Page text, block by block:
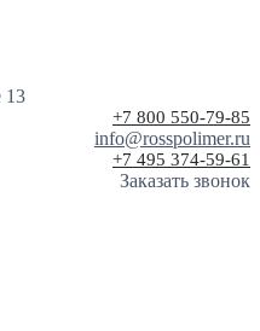
13
+7 800 550-79-85
info@rosspolimer.ru
+7 495 374-59-61
Заказать звонок